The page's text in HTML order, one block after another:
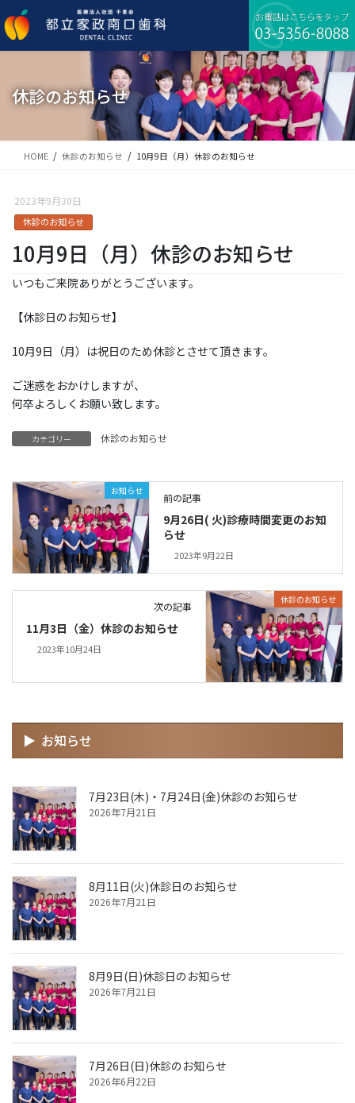
ン
テ
ビ
ゲ
移
休診のお知らせ
HOME 休診のお知らせ 10月9日（月）休診のお知らせ
2023年9月30日
休診のお知らせ
10月9日（月）休診のお知らせ
いつもご来院ありがとうございます。
【休診日のお知らせ】
10月9日（月）は祝日のため休診とさせて頂きます。
ご迷惑をおかけしますが、
何卒よろしくお願い致します。
カテゴリー 休診のお知らせ
お知らせ
前の記事
9月26日( 火)診療時間変更のお知
らせ
2023年9月22日
休診のお知らせ
次の記事
11月3日（金）休診のお知らせ
2023年10月24日
お知らせ
7月23日(木)・7月24日(金)休診のお知らせ
2026年7月21日
8月11日(火)休診日のお知らせ
2026年7月21日
8月9日(日)休診日のお知らせ
2026年7月21日
7月26日(日)休診のお知らせ
2026年6月22日